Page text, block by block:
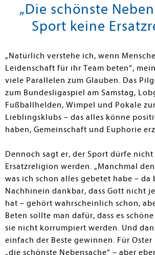
„Die schönste
Sport keine
„Natürlich verstehe ich, wenn
Leidenschaft für ihr Team beten“,
viele Parallelen zum Glauben. Das
zum Bundesligaspiel am Samstag,
Fußballhelden, Wimpel und Pokale
Lieblingsklubs – das alles könne
haben, Gemeinschaft und Euphorie
Dennoch sagt er, der Sport dürfe
Ersatzreligion werden. „Manchmal
was ich schon alles gebetet habe – da
Nachhinein dankbar, dass Gott nicht
hat – gehört wahrscheinlich schon,
Beten sollte man dafür, dass es
sie nicht korrumpiert werden. Und
einfach der Beste gewinnen. Für Oster
„die schönste Nebensache“ – aber